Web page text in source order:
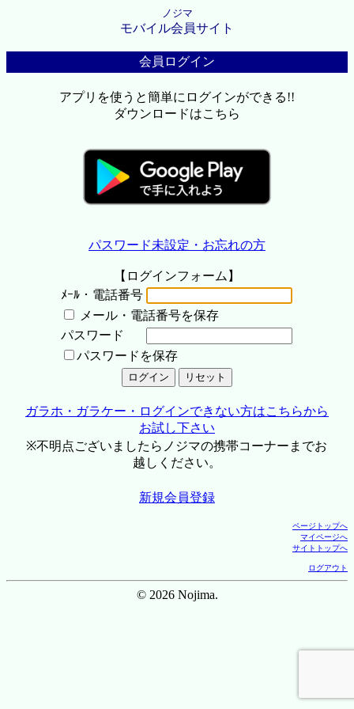
ノジマ
モバイル会員サイト
会員ログイン
アプリを使うと簡単にログインができる!!
ダウンロードはこちら
パスワード未設定・お忘れの方
【ログインフォーム】
ﾒｰﾙ・電話番号
メール・電話番号を保存
パスワード
パスワードを保存
ガラホ・ガラケー・ログインできない方はこちらから
お試し下さい
※不明点ございましたらノジマの携帯コーナーまでお
越しください。
新規会員登録
ページトップへ
マイページへ
サイトトップへ
ログアウト
© 2026 Nojima.